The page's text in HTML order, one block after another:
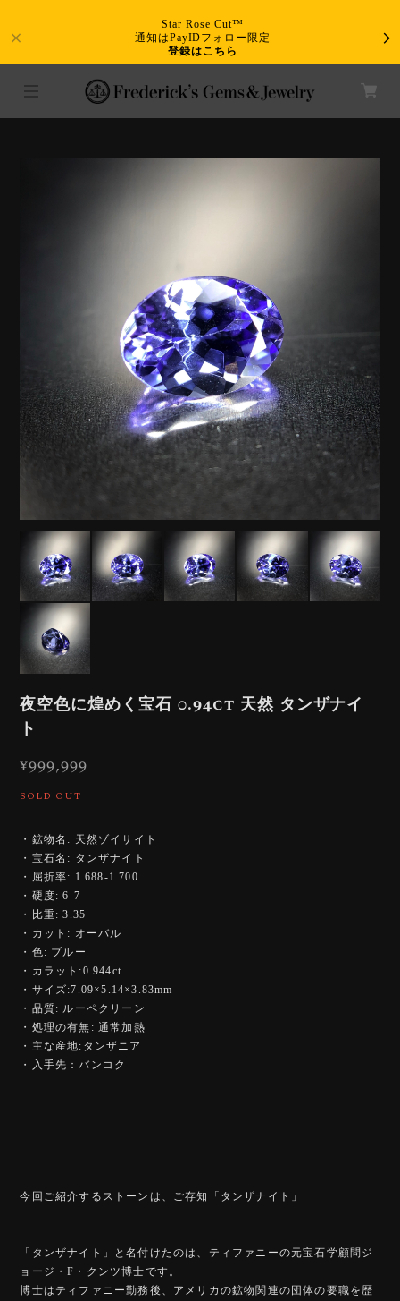
Star Rose Cut™
通知はPayIDフォロー限定
登録はこちら
夜空色に煌めく宝石 0.94ct 天然 タンザナイ
ト
¥999,999
SOLD OUT
・鉱物名: 天然ゾイサイト
・宝石名: タンザナイト
・屈折率: 1.688-1.700
・硬度: 6-7
・比重: 3.35
・カット: オーバル
・色: ブルー
・カラット:0.944ct
・サイズ:7.09×5.14×3.83mm
・品質: ルーペクリーン
・処理の有無: 通常加熱
・主な産地:タンザニア
・入手先：バンコク
今回ご紹介するストーンは、ご存知「タンザナイト」
「タンザナイト」と名付けたのは、ティファニーの元宝石学顧問ジ
ョージ・F・クンツ博士です。
博士はティファニー勤務後、アメリカの鉱物関連の団体の要職を歴